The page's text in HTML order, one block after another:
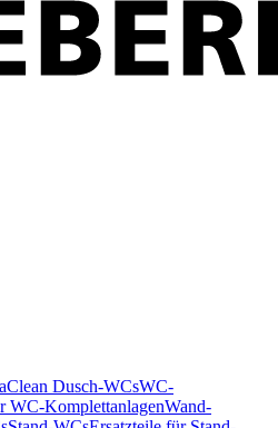
Dusch-WCsWC-
WC-KomplettanlagenWand-